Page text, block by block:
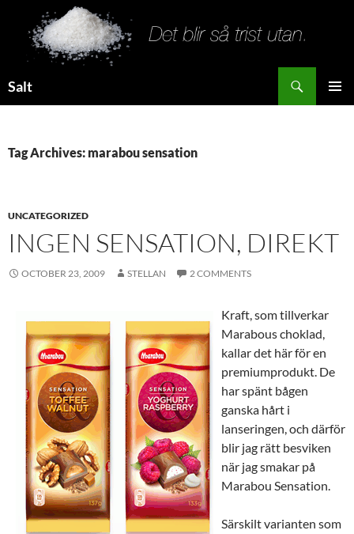
Salt
Tag Archives: marabou sensation
UNCATEGORIZED
INGEN SENSATION, DIREKT
OCTOBER 23, 2009 STELLAN 2 COMMENTS
Kraft, som tillverkar
Marabous choklad,
kallar det här för en
premiumprodukt. De
har spänt bågen
ganska hårt i
lanseringen, och därför
blir jag rätt besviken
när jag smakar på
Marabou Sensation.
Särskilt varianten som